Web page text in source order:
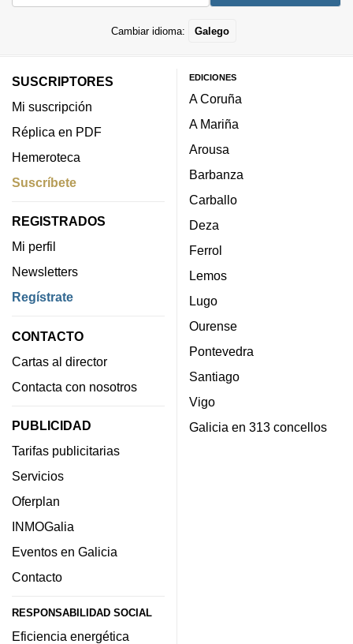
Cambiar idioma: Galego
SUSCRIPTORES
Mi suscripción
Réplica en PDF
Hemeroteca
Suscríbete
REGISTRADOS
Mi perfil
Newsletters
Regístrate
CONTACTO
Cartas al director
Contacta con nosotros
PUBLICIDAD
Tarifas publicitarias
Servicios
Oferplan
INMOGalia
Eventos en Galicia
Contacto
RESPONSABILIDAD SOCIAL
Eficiencia energética
EDICIONES
A Coruña
A Mariña
Arousa
Barbanza
Carballo
Deza
Ferrol
Lemos
Lugo
Ourense
Pontevedra
Santiago
Vigo
Galicia en 313 concellos